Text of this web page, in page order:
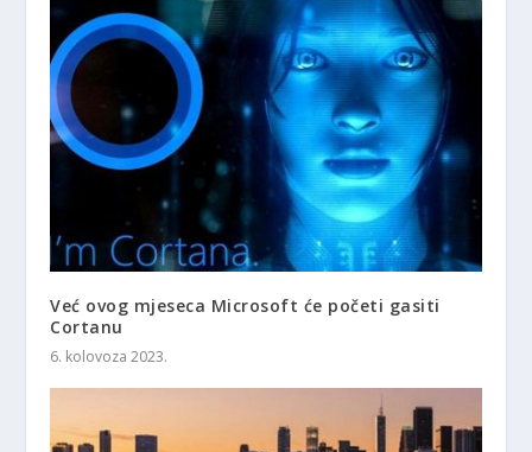
Već ovog mjeseca Microsoft će početi gasiti
Cortanu
6. kolovoza 2023.